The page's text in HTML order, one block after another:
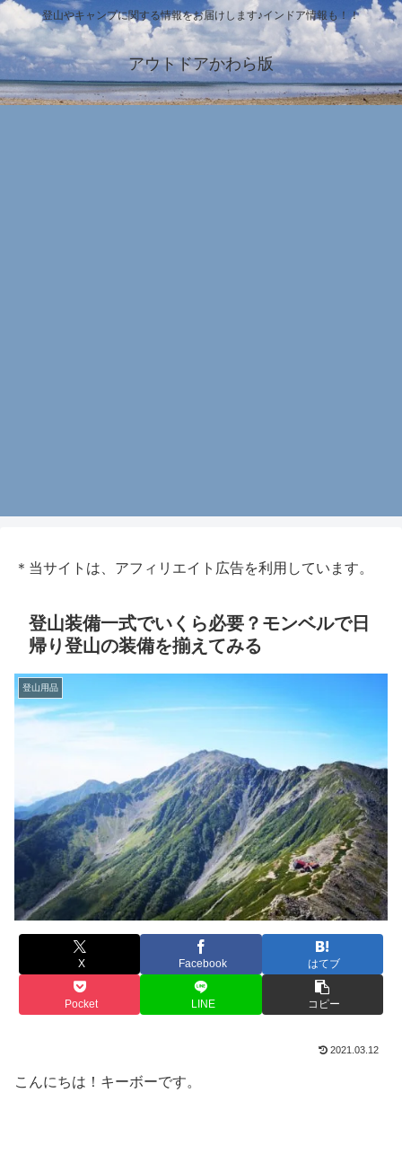
登山やキャンプに関する情報をお届けします♪インドア情報も！！
アウトドアかわら版
＊当サイトは、アフィリエイト広告を利用しています。
登山装備一式でいくら必要？モンベルで日
帰り登山の装備を揃えてみる
登山用品
X Facebook はてブ
Pocket LINE コピー
2021.03.12
こんにちは！キーボーです。